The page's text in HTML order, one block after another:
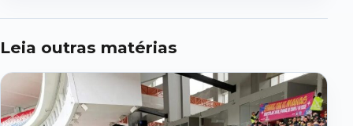
Leia outras matérias